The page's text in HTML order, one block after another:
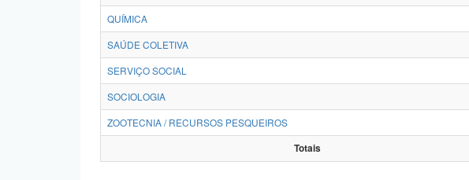
QUÍMICA
SAÚDE COLETIVA
SERVIÇO SOCIAL
SOCIOLOGIA
ZOOTECNIA / RECURSOS PESQUEIROS
Totais